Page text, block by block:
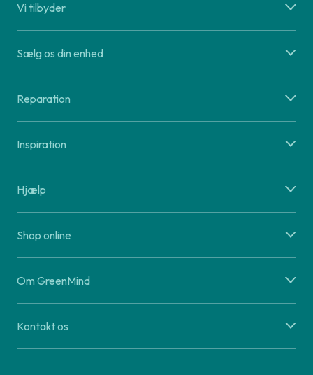
Vi tilbyder
Sælg os din enhed
Reparation
Inspiration
Hjælp
Shop online
Om GreenMind
Kontakt os